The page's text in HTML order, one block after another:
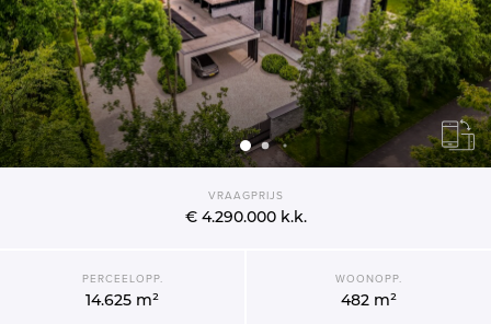
VRAAGPRIJS
€ 4.290.000k.k.
PERCEELOPP.
14.625 m²
WOONOPP.
482 m²